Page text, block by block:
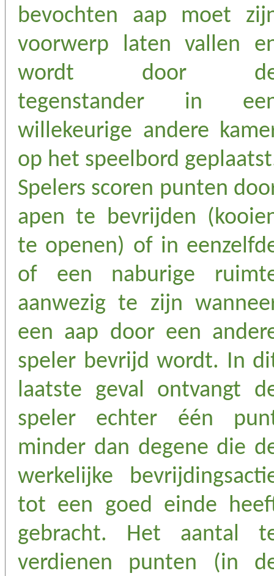
bevochten aap moet
voorwerp laten vallen
wordt door
tegenstander in
willekeurige andere
op het speelbord
Spelers scoren punten
apen te bevrijden
te openen) of in
of een naburige
aanwezig te zijn
een aap door een
speler bevrijd wordt. In
laatste geval ontvangt
speler echter één
minder dan degene die
werkelijke
tot een goed einde
gebracht. Het aantal
verdienen punten (in